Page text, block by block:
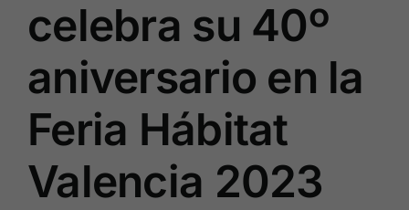
Noticias
celebra su 40º
aniversario en la
Feria Hábitat
Valencia 2023